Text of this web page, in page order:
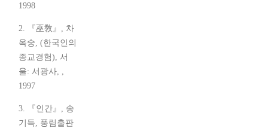
1998
2. 『巫敎』, 차
옥숭, (한국인의
종교경험), 서
울: 서광사, ,
1997
3. 『인간』, 송
기득, 풍림출판